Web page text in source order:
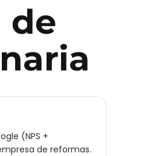
de
(NPS +
de reformas.